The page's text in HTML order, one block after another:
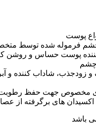
پوست
فرموله شده توسط
پوست حساس و روشن
چشم
زودجذب، شاداب کننده و
مخصوص جهت حفظ رطوبت
اکسیدان های برگرفته از
باشد